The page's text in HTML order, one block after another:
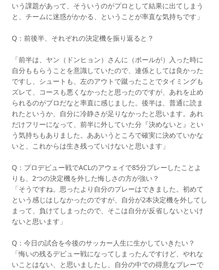
いう課題があって、そういうのがプロとして結果に出てしまう
と、チームに迷惑がかかる、ということが率直な気持ちです」
Q：前後半、それぞれの決定機を振り返ると？
「前半は、ヤン（ドンヒョン）さんに（ボールが）入った時に
自分ももらうことを意識していたので、連係としては良かった
ですし、シュートも、左のアウトで蹴ったことでタイミングも
ズレて、コースも悪くなかったと思ったのですが、あれを止め
られるのがプロだなと率直に感じました。後半は、普通に読ま
れたというか、自分に冷静さが足りなかったと思います。あれ
だけフリーになって、前半に外していた分『決めないと』とい
う気持ちもありました。ああいうところで確実に決めていかな
いと、これからは生き残っていけないと思います」
Q：プロデビュー戦でACLのアウェイで85分プレーしたことよ
りも、2つの決定機を外した悔しさの方が強い？
「そうですね。思ったより自分のプレーはできました。初めて
という感じはしなかったのですが、自分が2本決定機を外してし
まって、負けてしまったので、そこは自分が反省しないといけ
ないと思います」
Q：今日の試合を今後のサッカー人生に生かしていきたい？
「悔いの残るデビュー戦になってしまったんですけど、やれな
いことはない、と思いましたし、自分の中での得意なプレーで